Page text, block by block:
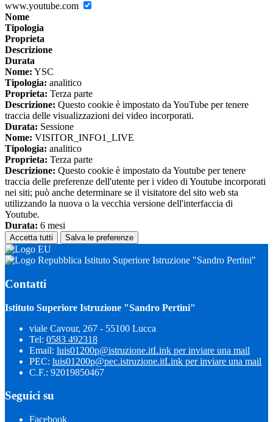
www.youtube.com
Nome
Tipologia
Proprieta
Descrizione
Durata
Nome: YSC
Tipologia: analitico
Proprieta: Terza parte
Descrizione: Questo cookie è impostato da YouTube per tenere
traccia delle visualizzazioni dei video incorporati.
Durata: Sessione
Nome: VISITOR_INFO1_LIVE
Tipologia: analitico
Proprieta: Terza parte
Descrizione: Questo cookie è impostato da Youtube per tenere
traccia delle preferenze dell'utente per i video di Youtube incorporati
nei siti; può anche determinare se il visitatore del sito web sta
utilizzando la nuova o la vecchia versione dell'interfaccia di
Youtube.
Durata: 6 mesi
Accetta tutti Salva le preferenze
Istituto Superiore Istruzione "Sandro Pertini"
Contatti
Istituto Superiore Istruzione "Sandro Pertini"
viale Cavour, 267 - 55100 Lucca
Tel: 0583 492318
Email: luis01200p@istruzione.itLink per inviare una mail
PEC: luis01200p@pec.istruzione.itLink per inviare una mail
C.F.: 92019850467
Seguici su
Facebook